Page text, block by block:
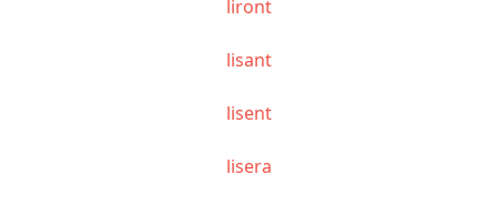
liront
lisant
lisent
lisera